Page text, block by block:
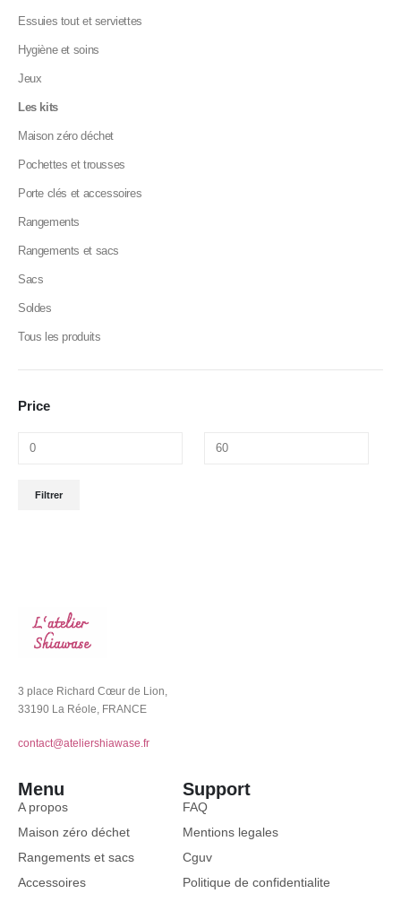
Essuies tout et serviettes
Hygiène et soins
Jeux
Les kits
Maison zéro déchet
Pochettes et trousses
Porte clés et accessoires
Rangements
Rangements et sacs
Sacs
Soldes
Tous les produits
Price
Filtrer
3 place Richard Cœur de Lion,
33190 La Réole, FRANCE
contact@ateliershiawase.fr
Menu
A propos
Maison zéro déchet
Rangements et sacs
Accessoires
Support
FAQ
Mentions legales
Cguv
Politique de confidentialite